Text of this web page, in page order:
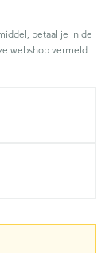
betaal je in de
webshop vermeld